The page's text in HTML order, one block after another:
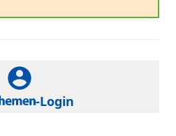
-Login